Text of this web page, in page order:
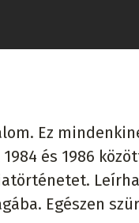
Ez
és 1986
Egészen